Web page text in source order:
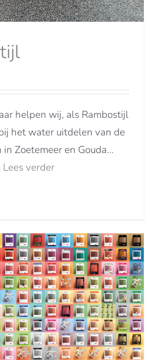
helpen wij, als Rambostijl
het water uitdelen van de
Zoetemeer en Gouda...
Lees verder